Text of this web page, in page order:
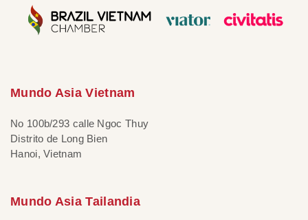
Mundo Asia Vietnam
No 100b/293 calle Ngoc Thuy
Distrito de Long Bien
Hanoi, Vietnam
Mundo Asia Tailandia